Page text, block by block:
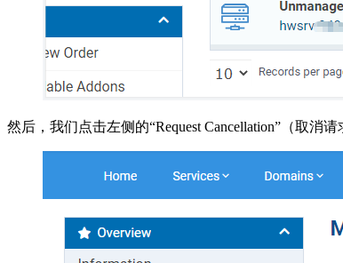
然后，我们点击左侧的“Request Cancellation”（取消请